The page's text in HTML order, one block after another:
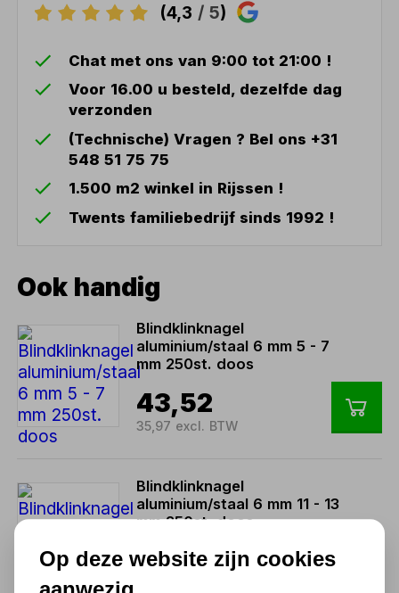
(4,3 / 5)
Chat met ons van 9:00 tot 21:00 !
Voor 16.00 u besteld, dezelfde dag
verzonden
(Technische) Vragen ? Bel ons +31
548 51 75 75
1.500 m2 winkel in Rijssen !
Twents familiebedrijf sinds 1992 !
Ook handig
Blindklinknagel
aluminium/staal 6 mm 5 - 7
mm 250st. doos
43,52
35,97 excl. BTW
Blindklinknagel
aluminium/staal 6 mm 11 - 13
mm 250st. doos
52,11
Op deze website zijn cookies